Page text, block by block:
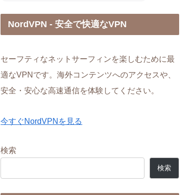
NordVPN - 安全で快適なVPN
セーフティなネットサーフィンを楽しむために最
適なVPNです。海外コンテンツへのアクセスや、
安全・安心な高速通信を体験してください。
今すぐNordVPNを見る
検索
検索